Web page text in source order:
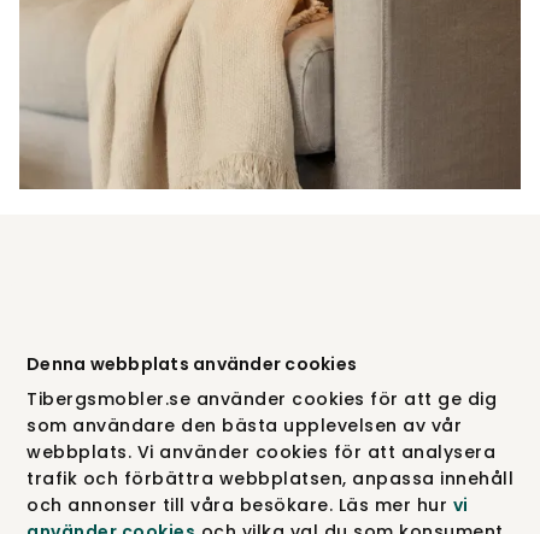
Denna webbplats använder cookies
Tibergsmobler.se använder cookies för att ge dig
som användare den bästa upplevelsen av vår
webbplats. Vi använder cookies för att analysera
trafik och förbättra webbplatsen, anpassa innehåll
och annonser till våra besökare. Läs mer hur vi
Enkel att tvätta och sköta
om
När vardagen rullar på med barn, husdjur,
familjemiddagar och filmkvällar vill du ha en soffa som